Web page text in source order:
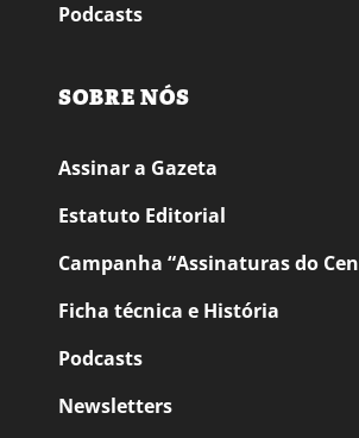
Podcasts
SOBRE NÓS
Assinar a Gazeta
Estatuto Editorial
Campanha “Assinaturas do
Ficha técnica e História
Podcasts
Newsletters